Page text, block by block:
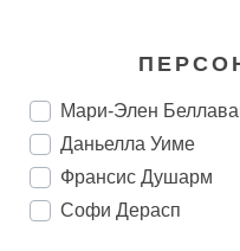
Мари-Элен
Даньелла Уиме
Франсис Душарм
Софи Дерасп